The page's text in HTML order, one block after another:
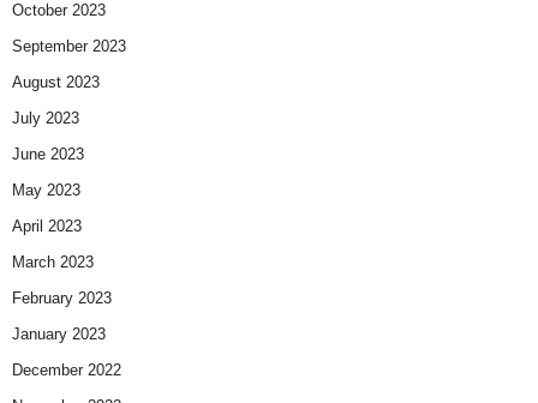
October 2023
September 2023
August 2023
July 2023
June 2023
May 2023
April 2023
March 2023
February 2023
January 2023
December 2022